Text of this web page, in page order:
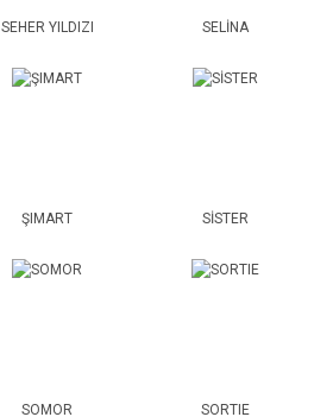
SEHER YILDIZI SELİNA
ŞIMART SİSTER
SOMOR SORTIE